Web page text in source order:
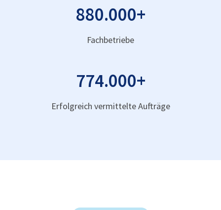
880.000+
Fachbetriebe
774.000+
Erfolgreich vermittelte Aufträge